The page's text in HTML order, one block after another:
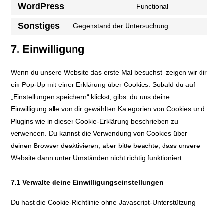
WordPress Functional
Sonstiges Gegenstand der Untersuchung
7. Einwilligung
Wenn du unsere Website das erste Mal besuchst, zeigen wir dir
ein Pop-Up mit einer Erklärung über Cookies. Sobald du auf
„Einstellungen speichern“ klickst, gibst du uns deine
Einwilligung alle von dir gewählten Kategorien von Cookies und
Plugins wie in dieser Cookie-Erklärung beschrieben zu
verwenden. Du kannst die Verwendung von Cookies über
deinen Browser deaktivieren, aber bitte beachte, dass unsere
Website dann unter Umständen nicht richtig funktioniert.
7.1 Verwalte deine Einwilligungseinstellungen
Du hast die Cookie-Richtlinie ohne Javascript-Unterstützung